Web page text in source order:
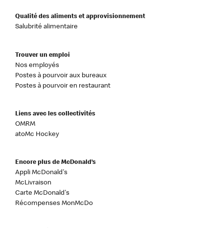
Qualité des aliments et approvisionnement
Salubrité alimentaire
Trouver un emploi
Nos employés
Postes à pourvoir aux bureaux
Postes à pourvoir en restaurant
Liens avec les collectivités
OMRM
atoMc Hockey
Encore plus de McDonald’s
Appli McDonald's
McLivraison
Carte McDonald's
Récompenses MonMcDo